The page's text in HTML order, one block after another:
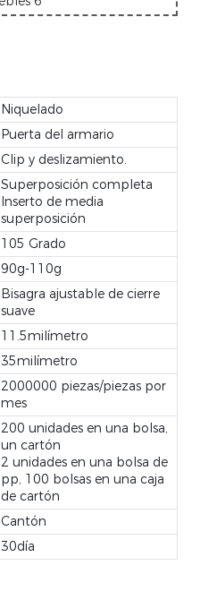
Niquelado
Puerta del armario
Clip y deslizamiento.
Superposición completa
Inserto de media
superposición
105 Grado
90g-110g
Bisagra ajustable de cierre
suave
11.5milímetro
35milímetro
2000000 piezas/piezas por
mes
200 unidades en una bolsa,
un cartón
2 unidades en una bolsa de
pp, 100 bolsas en una caja
de cartón
Cantón
30día